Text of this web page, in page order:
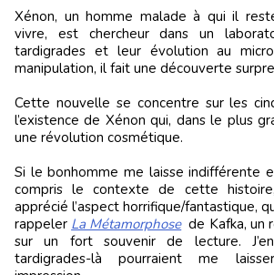
Xénon, un homme malade à qui il reste peu de temps à
vivre, est chercheur dans un
tardigrades et leur évolution au
manipulation, il fait une découverte
Cette nouvelle se concentre sur les
l’existence de Xénon qui, dans le plus
une révolution cosmétique.
Si le bonhomme me laisse indifférente
compris le contexte de cette
apprécié l’aspect horrifique/fantastique,
rappeler La Métamorphosede Kafka, un
sur un fort souvenir de lecture.
tardigrades-là pourraient me